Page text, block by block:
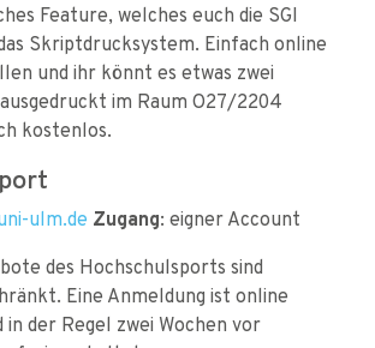
Feature, welches euch die SGI
Skriptdrucksystem. Einfach online
und ihr könnt es etwas zwei
im Raum O27/2204
kostenlos.
ulm.de Zugang: eigner Account
des Hochschulsports sind
Eine Anmeldung ist online
in der Regel zwei Wochen vor